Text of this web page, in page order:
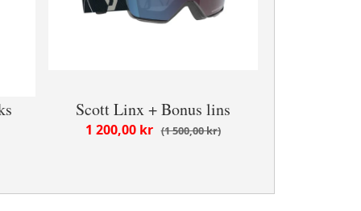
Scott Linx + Bonus lins
1 500,00 kr
1 200,00 kr